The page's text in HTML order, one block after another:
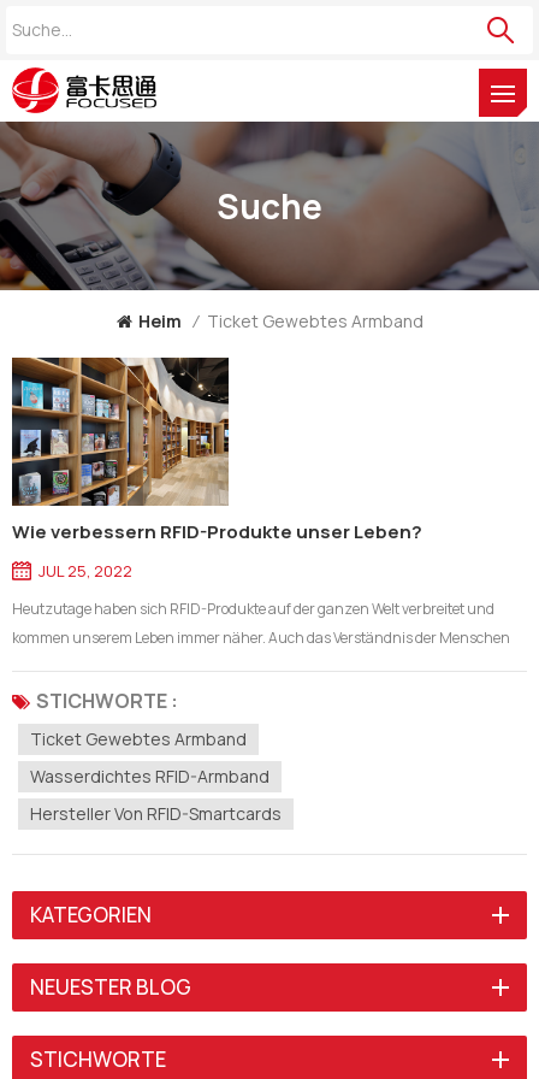
Suche
Heim / Ticket Gewebtes Armband
Wie verbessern RFID-Produkte unser Leben?
JUL 25, 2022
Heutzutage haben sich RFID-Produkte auf der ganzen Welt verbreitet und
kommen unserem Leben immer näher. Auch das Verständnis der Menschen
für RFID-Produkte wird immer tiefer. Heute stellt das Unternehmen Shenzhen
Focused Smartech einige beliebte RFID-Produkte für Sie vor und zeigt Ihnen,
wie sie un...
STICHWORTE :
Ticket Gewebtes Armband
Wasserdichtes RFID-Armband
Hersteller Von RFID-Smartcards
KATEGORIEN
NEUESTER BLOG
STICHWORTE